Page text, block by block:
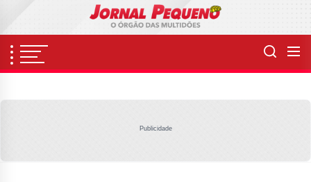
content
Publicidade